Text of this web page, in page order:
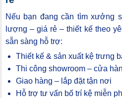
Nếu bạn đang cần tìm xưởng
lượng – giá rẻ – thiết kế theo
sẵn sàng hỗ trợ:
Thiết kế & sản xuất kệ trưng
Thi công showroom – cửa
Giao hàng – lắp đặt tận nơi
Hỗ trợ tư vấn bố trí kệ miễn